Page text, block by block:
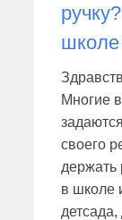
школе
Многие
своего
держать
в школе